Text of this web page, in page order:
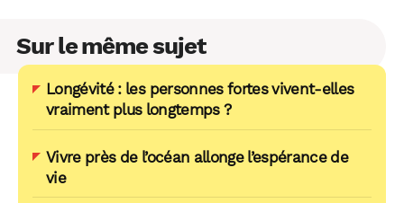
Sur le même sujet
Longévité : les personnes fortes vivent-elles
vraiment plus longtemps ?
Vivre près de l’océan allonge l’espérance de
vie